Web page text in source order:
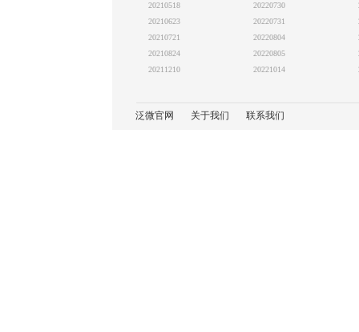
20210518
20210623
20210721
20210824
20211210
20220730
20220731
20220804
20220805
20221014
泛微官网 关于我们 联系我们